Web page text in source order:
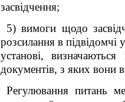
засвідчення;
5) вимоги щодо
розсилання в
установі,
документів, з яких вони
Регулювання питань